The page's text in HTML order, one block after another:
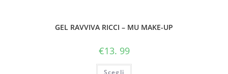
GEL RAVVIVA RICCI – MU MAKE-UP
€13. 99